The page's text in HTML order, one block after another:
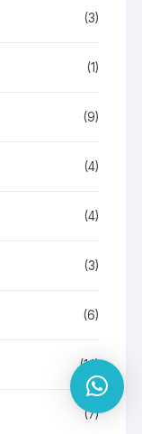
(3)
(1)
(9)
(4)
(4)
(3)
(6)
(14)
(7)